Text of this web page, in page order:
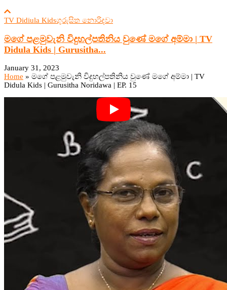
TV Didiula Kidsගුරුසිත නොරිදවා
මගේ පළමුවැනි විදුහල්පතිනිය වුණේ මගේ අම්මා | TV
Didula Kids | Gurusitha...
January 31, 2023
Home » මගේ පළමුවැනි විදුහල්පතිනිය වුණේ මගේ අම්මා | TV
Didula Kids | Gurusitha Noridawa | EP. 15